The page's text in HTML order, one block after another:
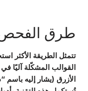
طرق الفحص
تتمثل الطريقة الأكثر
القوالب المشكّلة آليًا
الأزرق (يشار إليه باسم